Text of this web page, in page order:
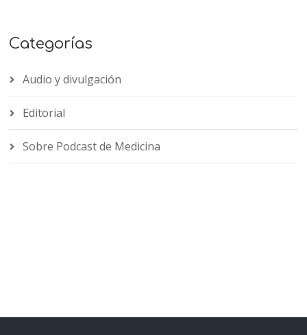
Categorías
Audio y divulgación
Editorial
Sobre Podcast de Medicina